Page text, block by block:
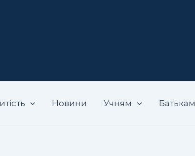
Новини Учням Батькам